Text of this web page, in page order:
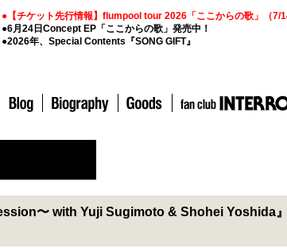
●【チケット先行情報】flumpool tour 2026「ここからの歌」（7/
●6月24日Concept EP「ここからの歌」発売中！
●2026年、Special Contents『SONG GIFT』
〜 with Yuji Sugimoto & Shohei Yoshida